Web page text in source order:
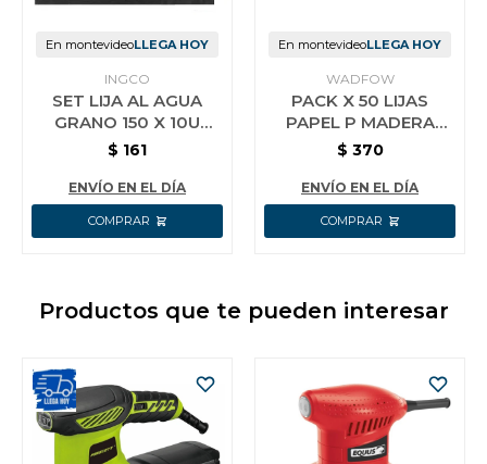
En montevideoLLEGA HOY
INGCO
SET LIJA AL AGUA
GRANO 150 X 10U
INGCO AKHS11150
$ 161
ENVÍO EN EL DÍA
En montevideoLLEGA HOY
WADFOW
PACK X 50 LIJAS
PAPEL P MADERA
GRANO 240
$ 370
ENVÍO EN EL DÍA
Productos que te pueden interesar